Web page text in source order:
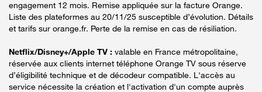
engagement 12 mois. Remise appliquée sur la facture Orange.
Liste des plateformes au 20/11/25 susceptible d’évolution. Détails
et tarifs sur orange.fr. Perte de la remise en cas de résiliation.
Netflix/Disney+/Apple TV : valable en France métropolitaine,
réservée aux clients internet téléphone Orange TV sous réserve
d’éligibilité technique et de décodeur compatible. L'accès au
service nécessite la création et l'activation d'un compte auprès